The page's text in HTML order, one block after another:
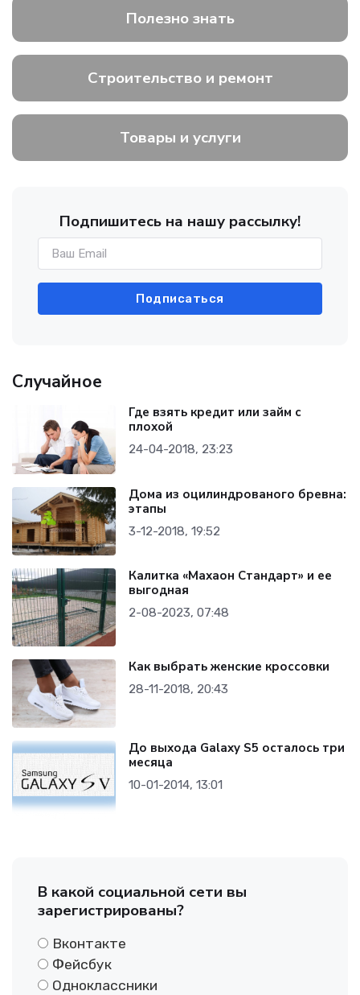
Полезно знать
Строительство и ремонт
Товары и услуги
Подпишитесь на нашу рассылку!
Подписаться
Случайное
Где взять кредит или займ с
плохой
24-04-2018, 23:23
Дома из оцилиндрованого бревна:
этапы
3-12-2018, 19:52
Калитка «Махаон Стандарт» и ее
выгодная
2-08-2023, 07:48
Как выбрать женские кроссовки
28-11-2018, 20:43
До выхода Galaxy S5 осталось три
месяца
10-01-2014, 13:01
В какой социальной сети вы
зарегистрированы?
Вконтакте
Фейсбук
Одноклассники